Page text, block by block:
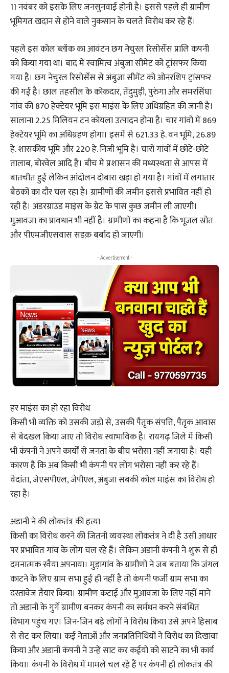
11 नवंबर को इसके लिए जनसुनवाई होनी है। इससे पहले ही ग्रामीण
भूमिगत खदान से होने वाले नुकसान के चलते विरोध कर रहे हैं।
पहले इस कोल ब्लॉक का आवंटन छग नेचुरल रिसोर्सेस प्रालि कंपनी
को किया गया था। बाद में स्वामित्व अंबुजा सीमेंट को ट्रांसफर किया
गया है। छग नेचुरल रिसोर्सेस से अंबुजा सीमेंट को ओनरशिप ट्रांसफर
की गई है। छाल तहसील के कोकदार, तेंदुमुड़ी, पुरुंगा और समरसिंघा
गांव की 870 हेक्टेयर भूमि इस माइंस के लिए अधिग्रहित की जानी है।
सालाना 2.25 मिलियन टन कोयला उत्पादन होना है। चार गांवों में 869
हेक्टेयर भूमि का अधिग्रहण होगा। इसमें से 621.33 हे. वन भूमि, 26.89
हे. शासकीय भूमि और 220 हे. निजी भूमि है। चारों गांवों में छोटे-छोटे
तालाब, बोरवेल आदि हैं। बीच में प्रशासन की मध्यस्थता से आपस में
बातचीत हुई लेकिन आंदोलन दोबारा खड़ा हो गया है। गांवों में लगातार
बैठकों का दौर चल रहा है। ग्रामीणों की जमीन इससे प्रभावित नहीं हो
रही है। अंडरग्राउंड माइंस के ग्रेट के पास कुछ जमीन ली जाएगी।
मुआवजा का प्रावधान भी नहीं है। ग्रामीणों का कहना है कि भूजल स्रोत
और पीएमजीएसवास सडक़ बर्बाद हो जाएगी।
- Advertisement -
हर माइंस का हो रहा विरोध
किसी भी व्यक्ति को उसकी जड़ों से, उसकी पैतृक संपत्ति, पैतृक आवास
से बेदखल किया जाए तो विरोध स्वाभाविक है। रायगढ़ जिले में किसी
भी कंपनी ने अपने कार्यों से जनता के बीच भरोसा नहीं जगाया है। यही
कारण है कि अब किसी भी कंपनी पर लोग भरोसा नहीं कर रहे हैं।
वेदांता, जेएसपीएल, जेपीएल, अंबुजा सबकी कोल माइंस का विरोध हो
रहा है।
अडानी ने की लोकतंत्र की हत्या
किसी का विरोध करने की जितनी व्यवस्था लोकतंत्र ने दी है उसी आधार
पर प्रभावित गांव के लोग चल रहे हैं। लेकिन अडानी कंपनी ने शुरू से ही
दमनात्मक रवैया अपनाया। मुड़ागांव के ग्रामीणों ने जब बताया कि जंगल
काटने के लिए ग्राम सभा हुई ही नहीं है तो कंपनी फर्जी ग्राम सभा का
दस्तावेज तैयार किया। ग्रामीण कटाई और मुआवजा के लिए नहीं माने
तो अडानी के गुर्गे ग्रामीण बनकर कंपनी का सर्मथन करने संबंधित
विभाग पहुंच गए। जिन-जिन बड़े लोगों ने विरोध किया उसे अपने हिसाब
से सेट कर लिया। कई नेताओं और जनप्रतिनिधियों ने विरोध का दिखावा
किया और अडानी कंपनी ने उन्हें साट कर कईयों को साटने का भी कार्य
किया। कंपनी के विरोध में मामले चल रहे हैं पर कंपनी ही लोकतंत्र की